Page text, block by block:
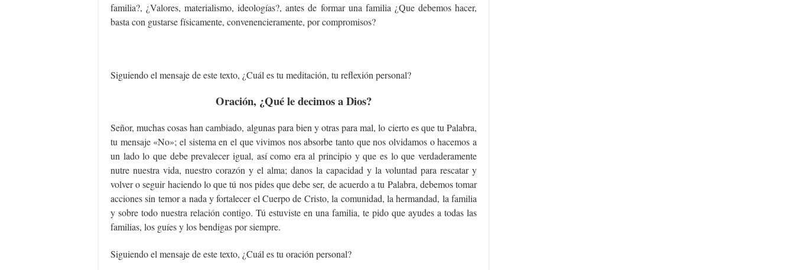
familia?, ¿Valores, materialismo, ideologías?, antes de formar una familia ¿Que debemos hacer,
basta con gustarse físicamente, convenencieramente, por compromisos?
Siguiendo el mensaje de este texto, ¿Cuál es tu meditación, tu reflexión personal?
Oración, ¿Qué le decimos a Dios?
Señor, muchas cosas han cambiado, algunas para bien y otras para mal, lo cierto es que tu Palabra,
tu mensaje «No»; el sistema en el que vivimos nos absorbe tanto que nos olvidamos o hacemos a
un lado lo que debe prevalecer igual, así como era al principio y que es lo que verdaderamente
nutre nuestra vida, nuestro corazón y el alma; danos la capacidad y la voluntad para rescatar y
volver o seguir haciendo lo que tú nos pides que debe ser, de acuerdo a tu Palabra, debemos tomar
acciones sin temor a nada y fortalecer el Cuerpo de Cristo, la comunidad, la hermandad, la familia
y sobre todo nuestra relación contigo. Tú estuviste en una familia, te pido que ayudes a todas las
familias, los guíes y los bendigas por siempre.
Siguiendo el mensaje de este texto, ¿Cuál es tu oración personal?